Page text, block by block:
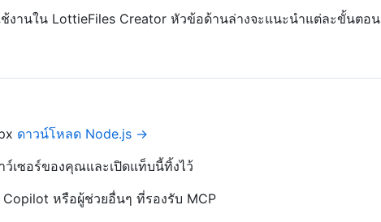
งานใน LottieFiles Creator หัวข้อด้านล่างจะแนะนำแต่ละขั้นตอน
ดาวน์โหลด Node.js →
ว์เซอร์ของคุณและเปิดแท็บนี้ทิ้งไว้
Copilot หรือผู้ช่วยอื่นๆ ที่รองรับ MCP